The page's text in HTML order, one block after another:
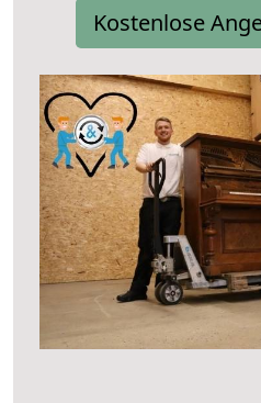
Kostenlose